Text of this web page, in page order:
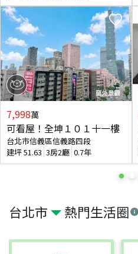
台北市 熱門生活圈
7,998萬
可看屋！全坤１０１十一樓
台北市信義區信義路四段
建坪51.63 3房2廳 0.7年